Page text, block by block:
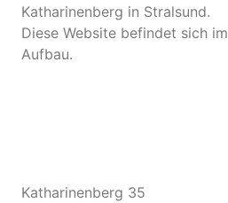
Katharinenberg in Stralsund.
Diese Website befindet sich im
Aufbau.
Katharinenberg 35